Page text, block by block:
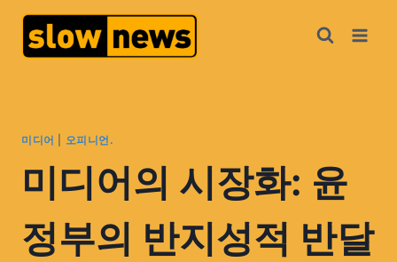
미디어 오피니언.
미디어의 시장화: 윤
정부의 반지성적 반달